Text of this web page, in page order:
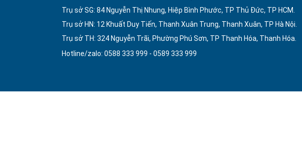
Trụ sở SG: 84 Nguyễn Thị Nhung, Hiệp Bình Phước, TP Thủ Đức, TP HCM.
Trụ sở HN: 12 Khuất Duy Tiến, Thanh Xuân Trung, Thanh Xuân, TP Hà Nội.
Trụ sở TH: 324 Nguyễn Trãi, Phường Phú Sơn, TP Thanh Hóa, Thanh Hóa.
Hotline/zalo: 0588 333 999 - 0589 333 999